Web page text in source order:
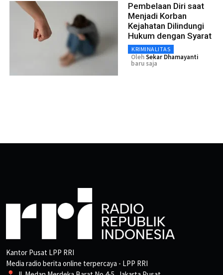
Pembelaan Diri saat
Menjadi Korban
Kejahatan Dilindungi
Hukum dengan Syarat
KRIMINALITAS
OlehSekar Dhamayanti
baru saja
Kantor Pusat LPP RRI
Media radio berita online terpercaya - LPP RRI